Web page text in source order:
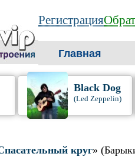
Регистрация
Главная
Black Dog
(Led Zeppelin)
круг»